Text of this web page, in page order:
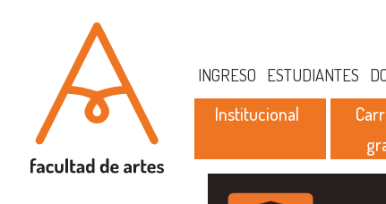
INGRESO ESTUDIANTES
Institucional